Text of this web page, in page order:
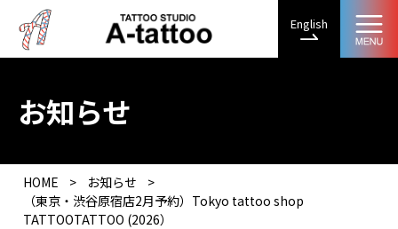
English
お知らせ
HOME > お知らせ
>
（東京・渋谷原宿店2月予約）Tokyo tattoo shop
TATTOOTATTOO (2026）